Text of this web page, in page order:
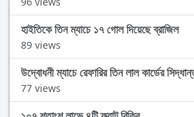
হাইতিকে তিন ম্যাচে ১৭ গোল দিয়েছে ব্রাজিল
89 views
উদ্বোধনী ম্যাচে রেফারির তিন লাল কার্ডের
77 views